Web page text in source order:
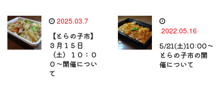
2025.03.7
【とらの子市】
３月１５日
（土）１０：０
０～開催につい
て
2022.05.16
5/21(土)10:00～
とらの子市の開
催について